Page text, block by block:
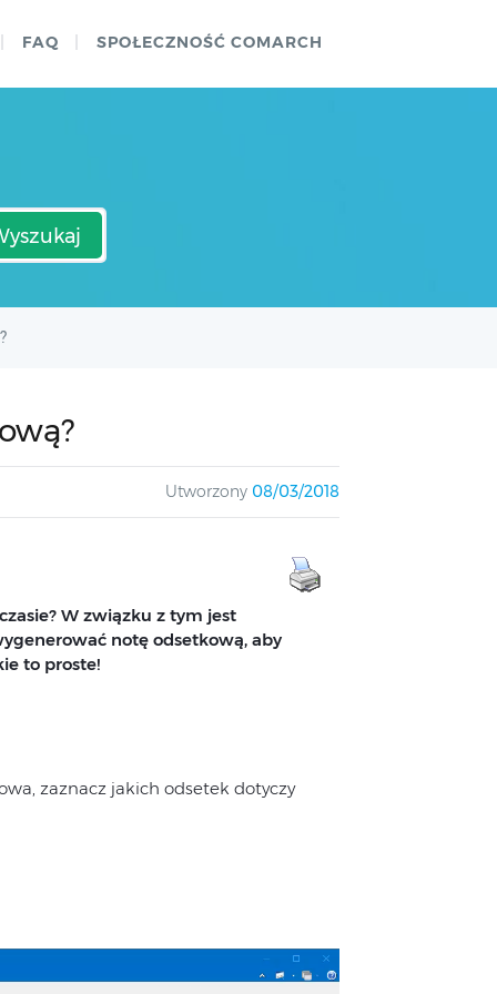
FAQ SPOŁECZNOŚĆ COMARCH
Utworzony 08/03/2018
W związku z tym jest
notę odsetkową, aby
to proste!
zaznacz jakich odsetek dotyczy